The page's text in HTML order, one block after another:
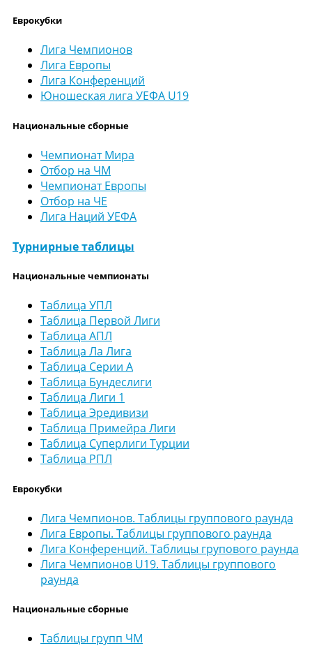
Еврокубки
Лига Чемпионов
Лига Европы
Лига Конференций
Юношеская лига УЕФА U19
Национальные сборные
Чемпионат Мира
Отбор на ЧМ
Чемпионат Европы
Отбор на ЧЕ
Лига Наций УЕФА
Турнирные таблицы
Национальные чемпионаты
Таблица УПЛ
Таблица Первой Лиги
Таблица АПЛ
Таблица Ла Лига
Таблица Серии А
Таблица Бундеслиги
Таблица Лиги 1
Таблица Эредивизи
Таблица Примейра Лиги
Таблица Суперлиги Турции
Таблица РПЛ
Еврокубки
Лига Чемпионов. Таблицы группового раунда
Лига Европы. Таблицы группового раунда
Лига Конференций. Таблицы групового раунда
Лига Чемпионов U19. Таблицы группового
раунда
Национальные сборные
Таблицы групп ЧМ